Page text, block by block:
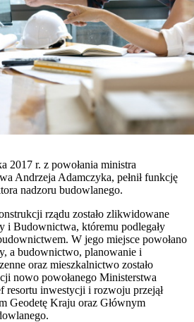
2017 r. z powołania ministra
Andrzeja Adamczyka, pełnił funkcję
nadzoru budowlanego.
rządu zostało zlikwidowane
i Budownictwa, któremu podlegały
W jego miejsce powołano
a budownictwo, planowanie i
oraz mieszkalnictwo zostało
nowo powołanego Ministerstwa
inwestycji i rozwoju przejął
Geodetę Kraju oraz Głównym